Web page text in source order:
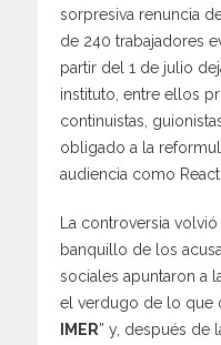
sorpresiva renuncia
de 240 trabajadores
partir del 1 de julio
instituto, entre ellos
continuistas,
obligado a la
audiencia como
La controversia
banquillo de los
sociales apuntaron a
el verdugo de lo que
IMER” y, después de